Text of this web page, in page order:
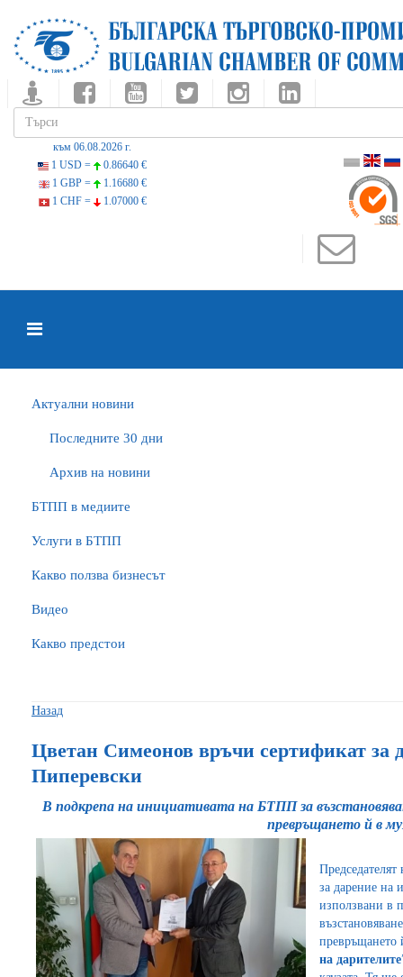
към 06.08.2026 г.
1 USD =
0.86640 €
1 GBP =
1.16680 €
1 CHF =
1.07000 €
Актуални новини
Последните 30 дни
Архив на новини
БTПП в медиите
Услуги в БТПП
Какво ползва бизнесът
Видео
Какво предстои
Назад
Цветан Симеонов връчи сертификат за
Пиперевски
В подкрепа на инициативата на БТПП за
превръщането й в
за дарение на
използвани в
превръщането
на дарителите